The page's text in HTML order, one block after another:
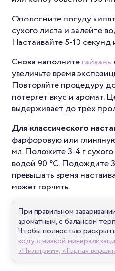
Ополосните посуду
сухого листа и залейте
Настаивайте 5-10 секунд
Снова наполнитегайвань
увеличьте время
Повторяйте процедуру
потеряет вкус и аромат.
выдерживает до трёх
Для классического
фарфоровую или
мл. Положите 3-4 г
водой 90 °С. Подождите
превышать время
может горчить.
При правильном
ароматным, с балансом
Чтобы полностью
воду с низкой
«Пилигрим», «Горная